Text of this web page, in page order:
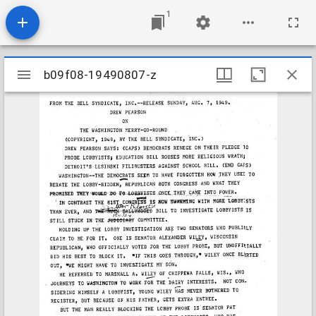
1
Mirador
viewer
b09f08-19490807-z
b09f08-19490807-z